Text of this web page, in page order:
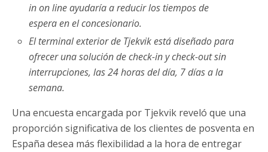
in on line ayudaría a reducir los tiempos de
espera en el concesionario.
El terminal exterior de Tjekvik está diseñado para
ofrecer una solución de check-in y check-out sin
interrupciones, las 24 horas del día, 7 días a la
semana.
Una encuesta encargada por Tjekvik reveló que una
proporción significativa de los clientes de posventa en
España desea más flexibilidad a la hora de entregar